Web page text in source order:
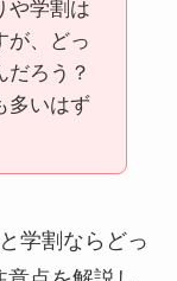
や学割は
が、どっ
だろう？
多いはず
学割ならどっ